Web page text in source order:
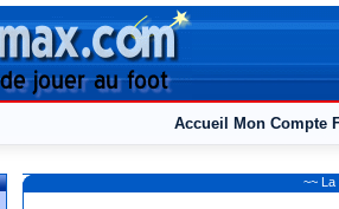
Accueil Mon Compte
~~ La